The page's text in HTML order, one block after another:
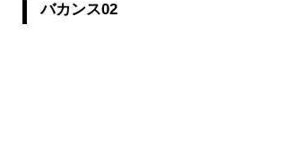
バカンス02